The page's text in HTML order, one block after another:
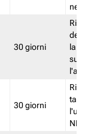
30 giorni
la
30 giorni
NL